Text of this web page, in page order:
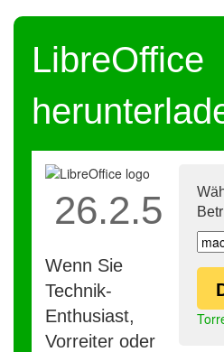
LibreOffice
26.2.5
Wenn Sie
Technik-
Enthusiast,
Vorreiter oder